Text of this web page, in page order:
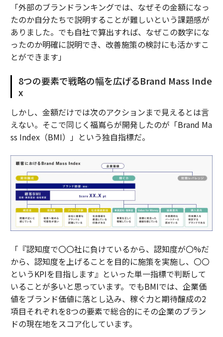
「外部のブランドランキングでは、なぜその金額になっ
たのか自分たちで説明することが難しいという課題感が
ありました。でも自社で算出すれば、なぜこの数字にな
ったのか明確に説明でき、改善施策の検討にも活かすこ
とができます」
8つの要素で戦略の幅を広げるBrand Mass Inde
x
しかし、金額だけでは次のアクションまで見えるとは言
えない。そこで同じく福嶌らが開発したのが「Brand Ma
ss Index（BMI）」という独自指標だ。
「『認知度で〇〇社に負けているから、認知度が〇%だ
から、認知度を上げることを目的に施策を実施し、〇〇
というKPIを目指します』といった単一指標で判断して
いることが多いと思っています。でもBMIでは、企業価
値をブランド価値に落とし込み、稼ぐ力と期待醸成の2
項目それぞれを8つの要素で総合的にその企業のブラン
ドの現在地をスコア化しています。